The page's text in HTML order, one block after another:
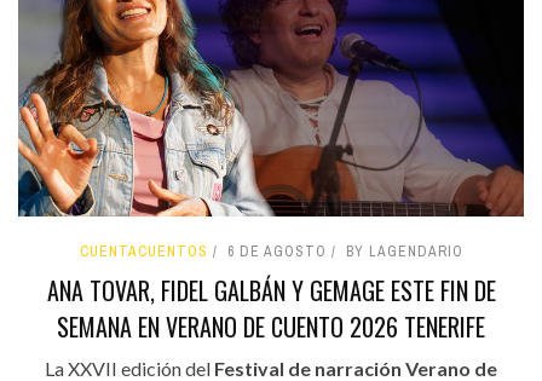
CUENTACUENTOS 6 DE AGOSTO BY LAGENDARIO
ANA TOVAR, FIDEL GALBÁN Y GEMAGE ESTE FIN DE
SEMANA EN VERANO DE CUENTO 2026 TENERIFE
La XXVII edición del Festival de narración Verano de